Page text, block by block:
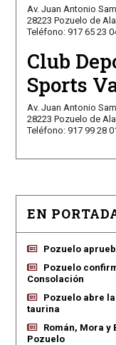
Av. Juan Antonio
28223 Pozuelo de
Teléfono: 917 65 23
Club
Sports
Av. Juan Antonio
28223 Pozuelo de
Teléfono: 917 99 28
EN
Pozuelo
Pozuelo
Consolación
Pozuelo abre
taurina
Román, Mora y
Pozuelo